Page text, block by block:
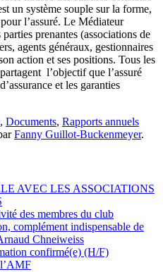
un système souple sur la forme,
l’assuré. Le Médiateur
prenantes (associations de
agents généraux, gestionnaires
action et ses positions. Tous les
l’objectif que l’assuré
et les garanties
, Documents, Rapports annuels
Fanny Guillot-Buckenmeyer.
AVEC LES ASSOCIATIONS
des membres du club
complément indispensable de
Chneiweiss
confirmé(e) (H/F)